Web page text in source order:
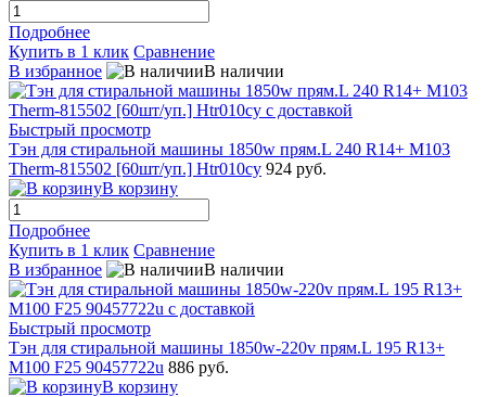
Подробнее
Купить в 1 клик Сравнение
В избранное
В наличии
Быстрый просмотр
Тэн для стиральной машины 1850w прям.L 240 R14+ M103
Therm-815502 [60шт/уп.] Htr010cy 924 руб.
В корзину
Подробнее
Купить в 1 клик Сравнение
В избранное
В наличии
Быстрый просмотр
Тэн для стиральной машины 1850w-220v прям.L 195 R13+
M100 F25 90457722u 886 руб.
В корзину